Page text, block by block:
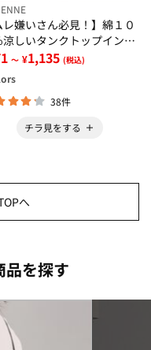
レ嫌いさん必見！】綿１０
涼しいタンクトップインナ
さらりラボ＞
～ ¥1,135 (税込)
38件
チラ見をする
へ
品を探す